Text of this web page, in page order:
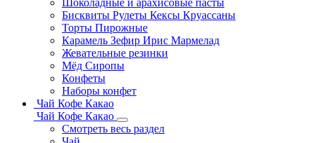
Шоколадные и арахисовые пасты
Бисквиты Рулеты Кексы Круассаны
Торты Пирожные
Карамель Зефир Ирис Мармелад
Жевательные резинки
Мёд Сиропы
Конфеты
Наборы конфет
Чай Кофе Какао
Чай Кофе Какао
Смотреть весь раздел